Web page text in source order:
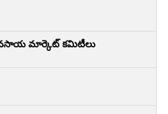
మార్కెట్ కమిటీలు